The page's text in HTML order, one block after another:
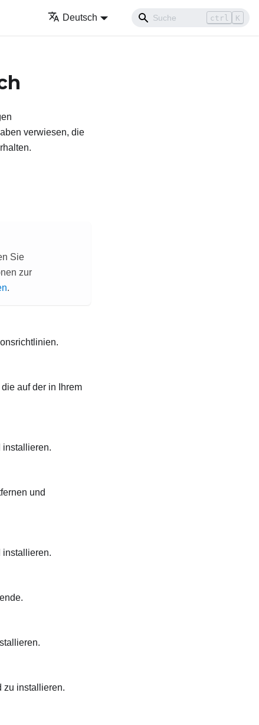
Deutsch ctrl K
verwiesen, die
Sie
zur
.
auf der in Ihrem
installieren.
und
installieren.
zu installieren.